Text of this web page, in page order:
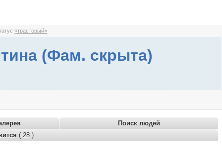
«трастовый»
(Фам. скрыта)
Поиск людей
( 28 )